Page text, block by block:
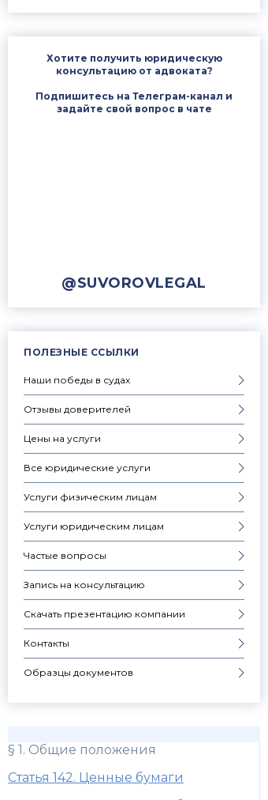
Хотите получить юридическую
консультацию от адвоката?
Подпишитесь на Телеграм-канал и
задайте свой вопрос в чате
@SUVOROVLEGAL
ПОЛЕЗНЫЕ ССЫЛКИ
Наши победы в судах
Отзывы доверителей
Цены на услуги
Все юридические услуги
Услуги физическим лицам
Услуги юридическим лицам
Частые вопросы
Запись на консультацию
Скачать презентацию компании
Контакты
Образцы документов
§ 1. Общие положения
Статья 142. Ценные бумаги